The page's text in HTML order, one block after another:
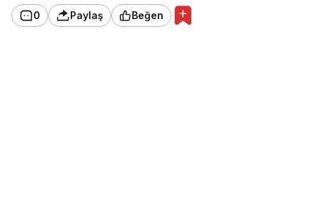
0 Paylaş Beğen